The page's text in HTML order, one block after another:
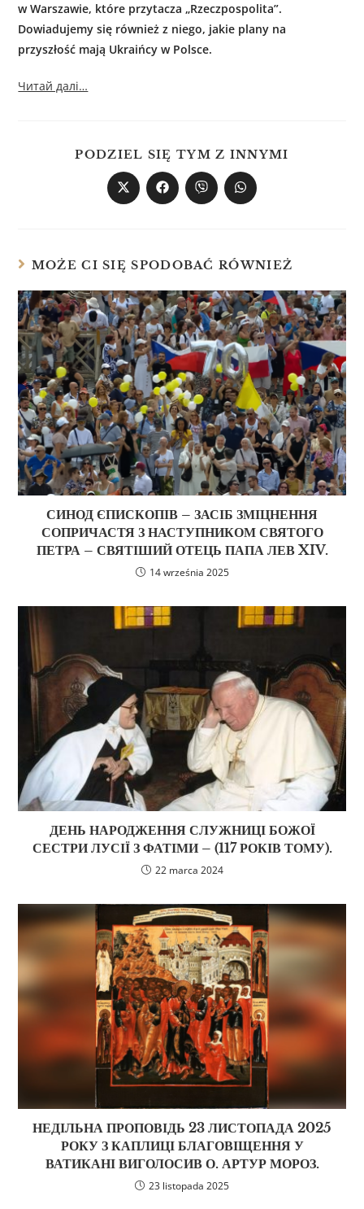
w Warszawie, które przytacza „Rzeczpospolita”.
Dowiadujemy się również z niego, jakie plany na
przyszłość mają Ukraińcy w Polsce.
Читай далі…
PODZIEL SIĘ TYM Z INNYMI
MOŻE CI SIĘ SPODOBAĆ RÓWNIEŻ
СИНОД ЄПИСКОПІВ – ЗАСІБ ЗМІЦНЕННЯ
СОПРИЧАСТЯ З НАСТУПНИКОМ СВЯТОГО
ПЕТРА – СВЯТІШИЙ ОТЕЦЬ ПАПА ЛЕВ XIV.
14 września 2025
ДЕНЬ НАРОДЖЕННЯ СЛУЖНИЦІ БОЖОЇ
СЕСТРИ ЛУСІЇ З ФАТІМИ – (117 РОКІВ ТОМУ).
22 marca 2024
НЕДІЛЬНА ПРОПОВІДЬ 23 ЛИСТОПАДА 2025
РОКУ З КАПЛИЦІ БЛАГОВІЩЕННЯ У
ВАТИКАНІ ВИГОЛОСИВ О. АРТУР МОРОЗ.
23 listopada 2025